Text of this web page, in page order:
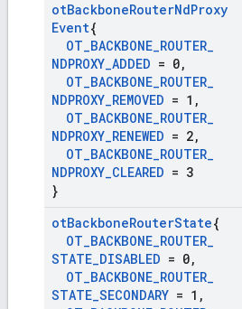
otBackboneRouterNdProxy
Event{
OT_BACKBONE_ROUTER_
NDPROXY_ADDED = 0,
OT_BACKBONE_ROUTER_
NDPROXY_REMOVED = 1 ,
OT_BACKBONE_ROUTER_
NDPROXY_RENEWED = 2,
OT_BACKBONE_ROUTER_
NDPROXY_CLEARED = 3
}
otBackboneRouterState{
OT_BACKBONE_ROUTER_
STATE_DISABLED = 0,
OT_BACKBONE_ROUTER_
STATE_SECONDARY = 1 ,